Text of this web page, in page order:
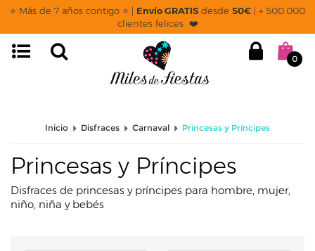
⭐ Más de 7 años contigo ⭐ | Envío GRATIS desde 50€ | + 500.000
clientes felices ❤️
0
page: listado
Inicio Disfraces Carnaval Princesas y Príncipes
Princesas y Príncipes
Disfraces de princesas y príncipes para hombre, mujer,
niño, niña y bebés